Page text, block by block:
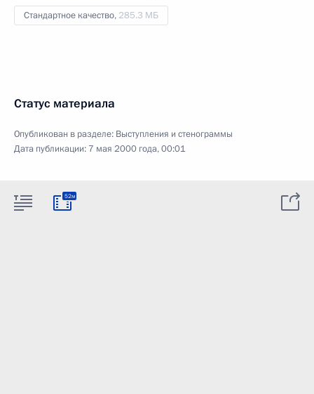
Стандартное качество, 285.3 МБ
Статус материала
Опубликован в разделе: Выступления и стенограммы
Дата публикации: 7 мая 2000 года, 00:01
52м